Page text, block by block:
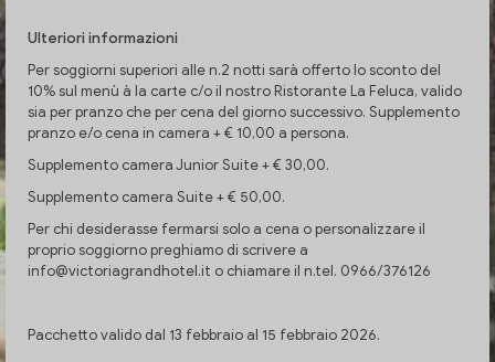
Ulteriori informazioni
Per soggiorni superiori alle n.2 notti sarà offerto lo sconto del
10% sul menù à la carte c/o il nostro Ristorante La Feluca, valido
sia per pranzo che per cena del giorno successivo. Supplemento
pranzo e/o cena in camera + € 10,00 a persona.
Supplemento camera Junior Suite + € 30,00.
Supplemento camera Suite + € 50,00.
Per chi desiderasse fermarsi solo a cena o personalizzare il
proprio soggiorno preghiamo di scrivere a
info@victoriagrandhotel.it o chiamare il n.tel. 0966/376126
Pacchetto valido dal 13 febbraio al 15 febbraio 2026.